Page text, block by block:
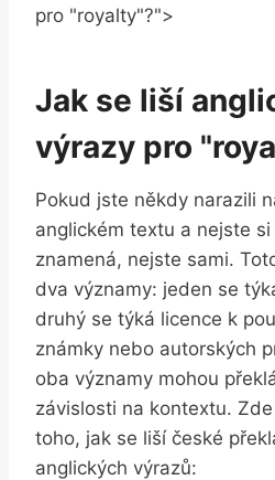
pro "royalty"?">
Jak se liší
výrazy pro
Pokud jste někdy narazili
anglickém textu a nejste
znamená, nejste sami.
dva významy: jeden se
druhý se týká licence k
známky nebo autorských
oba významy mohou
závislosti na kontextu.
toho, jak se liší české
anglických výrazů: